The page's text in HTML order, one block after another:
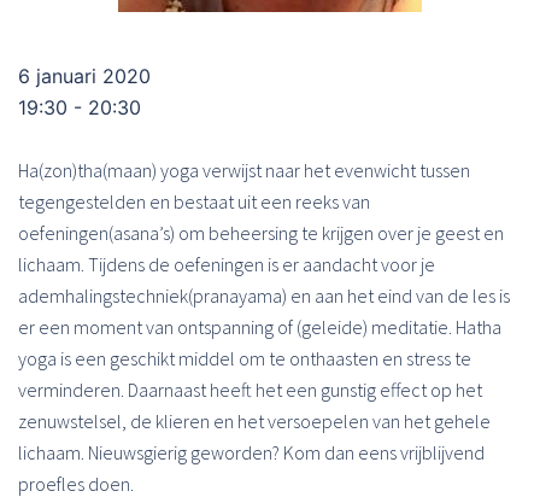
6 januari 2020
19:30 - 20:30
Ha(zon)tha(maan) yoga verwijst naar het evenwicht tussen
tegengestelden en bestaat uit een reeks van
oefeningen(asana’s) om beheersing te krijgen over je geest en
lichaam. Tijdens de oefeningen is er aandacht voor je
ademhalingstechniek(pranayama) en aan het eind van de les is
er een moment van ontspanning of (geleide) meditatie. Hatha
yoga is een geschikt middel om te onthaasten en stress te
verminderen. Daarnaast heeft het een gunstig effect op het
zenuwstelsel, de klieren en het versoepelen van het gehele
lichaam. Nieuwsgierig geworden? Kom dan eens vrijblijvend
proefles doen.